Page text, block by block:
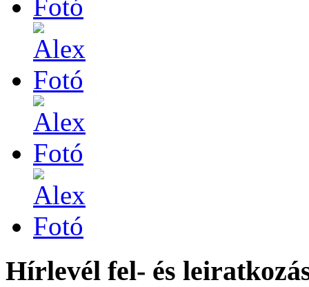
Hírlevél fel- és